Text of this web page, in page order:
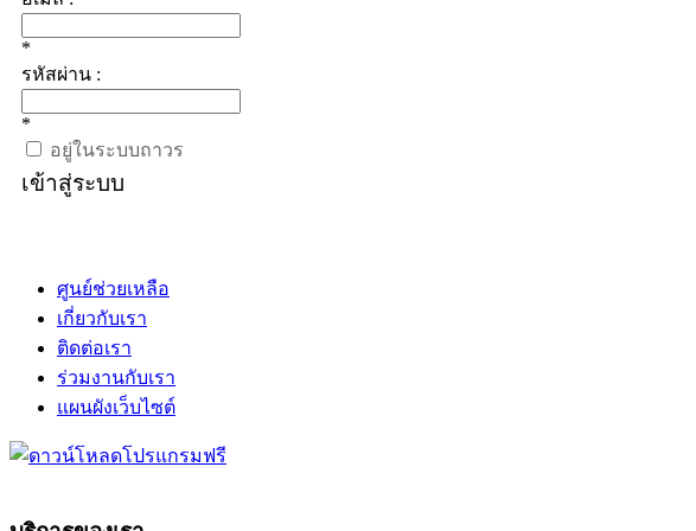
*
รหัสผ่าน :
*
อยู่ในระบบถาวร
เข้าสู่ระบบ
ศูนย์ช่วยเหลือ
เกี่ยวกับเรา
ติดต่อเรา
ร่วมงานกับเรา
แผนผังเว็บไซต์